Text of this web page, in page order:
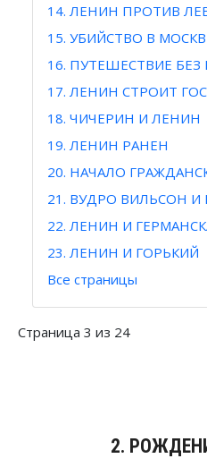
14. ЛЕНИН ПРОТИВ
15. УБИЙСТВО В
16. ПУТЕШЕСТВИЕ БЕЗ
17. ЛЕНИН СТРОИТ
18. ЧИЧЕРИН И ЛЕНИН
19. ЛЕНИН РАНЕН
20. НАЧАЛО
21. ВУДРО ВИЛЬСОН И
22. ЛЕНИН И
23. ЛЕНИН И ГОРЬКИЙ
Все страницы
Страница 3 из 24
2.